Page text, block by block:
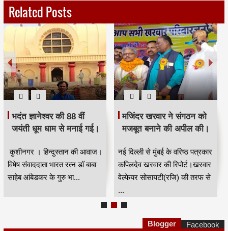
Related Posts
भदंत ज्ञानेश्वर की 88 वीं
जयंती धूम धाम से मनाई गई।
कुशीनगर । हिन्दुस्तान की आवाज।
विषेष संवाददाता भारत रत्न डॉ बाबा
साहेब आंबेडकर के गुरु भा...
मजिंदर खरवार ने संगठन को
मजबूत बनाने की अपील की।
नई दिल्ली से मुंबई के वरिष्ठ पत्रकार
कपिलदेव खरवार की रिपोर्ट।खरवार
वेल्फेयर सोसायटी(रजि) की तरफ से
...
Blogger Facebook